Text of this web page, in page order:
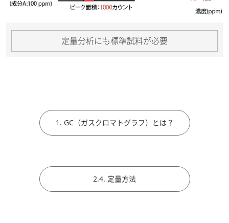
定量分析にも標準試料が必要
1. GC（ガスクロマトグラフ）とは？
2.4. 定量方法